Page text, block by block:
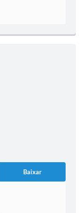
Baixar